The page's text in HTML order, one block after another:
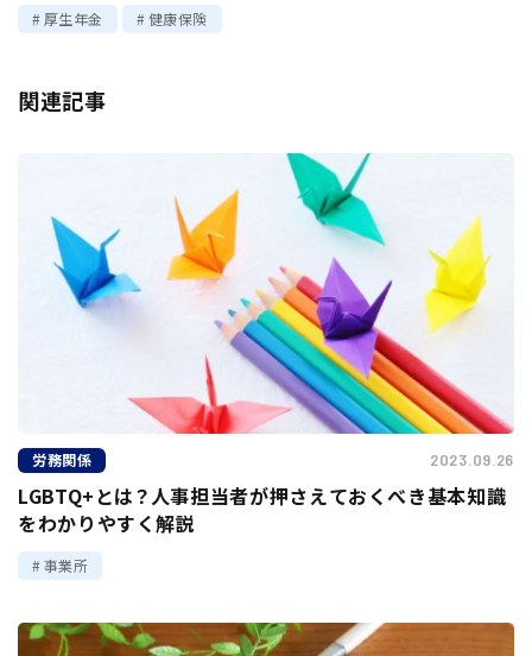
厚生年金 健康保険
関連記事
労務関係 2023.09.26
LGBTQ+とは？人事担当者が押さえておくべき基本知識
をわかりやすく解説
事業所